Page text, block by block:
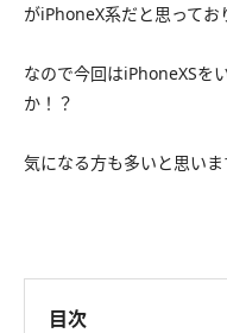
がiPhoneX系だと思ってお
なので今回はiPhoneXSを
か！？
気になる方も多いと思い
目次